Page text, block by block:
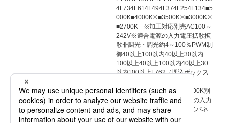
4L734L614L494L374L254L134■5
000K■4000K※■3500K※■3000K※
■2700K ※加工対応別売AC100～
242V※適合電源の入力電圧拡散拡
散非調光・調光約4～100％PWM制
御40以上100以内40以上30以内
100以上40以上100以内40以上30
以内100以上L762（埋込ボックス
■4000K■3500K■3000K■2700K別
売AC100～242V※適合電源の入力
電圧・中角レンズ仕様・導光パネ
ル仕様非調光・調光約4～